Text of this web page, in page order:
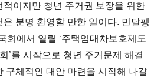
적이지만 청년 주거권 보장을 위한
분명 환영할 만한 일이다. 민달팽
회에서 열릴 ‘주택임대차보호제도
’를 시작으로 청년 주거문제 해결
구체적인 대안 마련을 시작해 나갈